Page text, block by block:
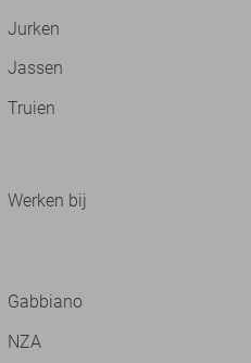
Jurken
Jassen
Truien
Werken bij
Gabbiano
NZA